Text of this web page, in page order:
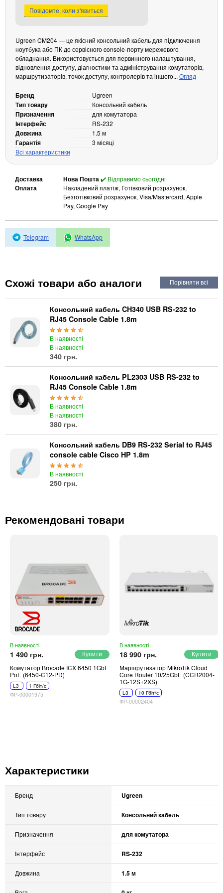
Кабелі та роз'єми
Хаби і кардридери
Фильтри та стабілізатори
Павербанки
Кабелі, роз'єми, перехідники
Аксесуари для ноутбуків
Акумулятори
Зовнішні блоки живлення
Периферійні пристрої
Монітори
Відеоспостереження
IP-камери
Автономне живлення
Інвертори напруги
Акумулятори для ДБЖ
Повідомте, коли з'явиться
Ugreen CM204 — це якісний консольний кабель для підключення
ноутбука або ПК до сервісного console-порту мережевого
обладнання. Використовується для первинного налаштування,
відновлення доступу, діагностики та адміністрування комутаторів,
маршрутизаторів, точок доступу, контролерів та іншого... Огляд
Бренд Ugreen
Тип товару Консольний кабель
Призначення для комутатора
Інтерфейс RS-232
Довжина 1.5 м
Гарантія
3 місяці
Всі характеристики
Доставка Нова Пошта✔️ Відправимо сьогодні
Оплата
Накладений платіж, Готівковий розрахунок,
Безготівковий розрахунок, Visa/Mastercard, Apple
Pay, Google Pay
Telegram WhatsApp
Схожі товари або аналоги
Консольний кабель CH340 USB RS-232 to
RJ45 Console Cable 1.8m
В наявності
В наявності
340 грн.
Консольний кабель PL2303 USB RS-232 to
RJ45 Console Cable 1.8m
В наявності
В наявності
380 грн.
Консольний кабель DB9 RS-232 Serial to RJ45
console cable Cisco HP 1.8m
В наявності
250 грн.
Рекомендовані товари
В наявності
1 490 грн.
Комутатор Brocade ICX 6450 1GbE
PoE (6450-C12-PD)
L3 1 Гбіт/с
ФР-00001975
В наявності
18 990 грн.
Маршрутизатор MikroTik Cloud
Core Router 10/25GbE (CCR2004-
1G-12S+2XS)
L3 10 Гбіт/с
ФР-00002404
Характеристики
Бренд Ugreen
Тип товару Консольний кабель
Призначення для комутатора
Інтерфейс RS-232
Довжина 1.5 м